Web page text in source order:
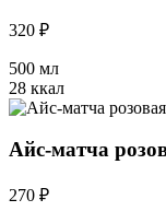
320 ₽
500 мл
28 ккал
Айс-матча
270 ₽